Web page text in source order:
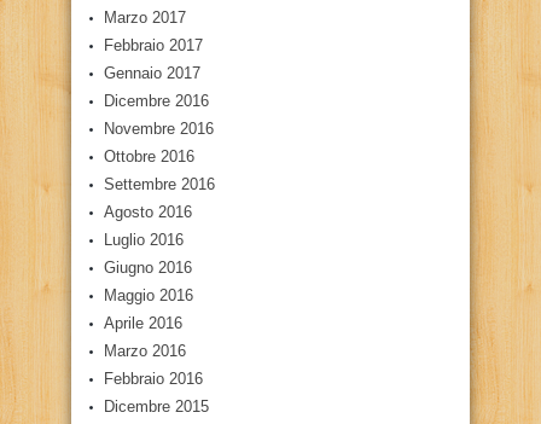
Marzo 2017
Febbraio 2017
Gennaio 2017
Dicembre 2016
Novembre 2016
Ottobre 2016
Settembre 2016
Agosto 2016
Luglio 2016
Giugno 2016
Maggio 2016
Aprile 2016
Marzo 2016
Febbraio 2016
Dicembre 2015